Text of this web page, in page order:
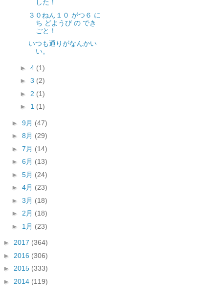
した！
３０ねん１０ がつ６ に
ち どようび の でき
ごと！
いつも通りがなんかい
い。
► 4 (1)
► 3 (2)
► 2 (1)
► 1 (1)
► 9月 (47)
► 8月 (29)
► 7月 (14)
► 6月 (13)
► 5月 (24)
► 4月 (23)
► 3月 (18)
► 2月 (18)
► 1月 (23)
► 2017 (364)
► 2016 (306)
► 2015 (333)
► 2014 (119)